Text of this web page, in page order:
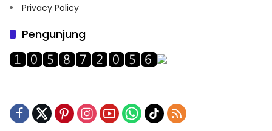
Privacy Policy
Pengunjung